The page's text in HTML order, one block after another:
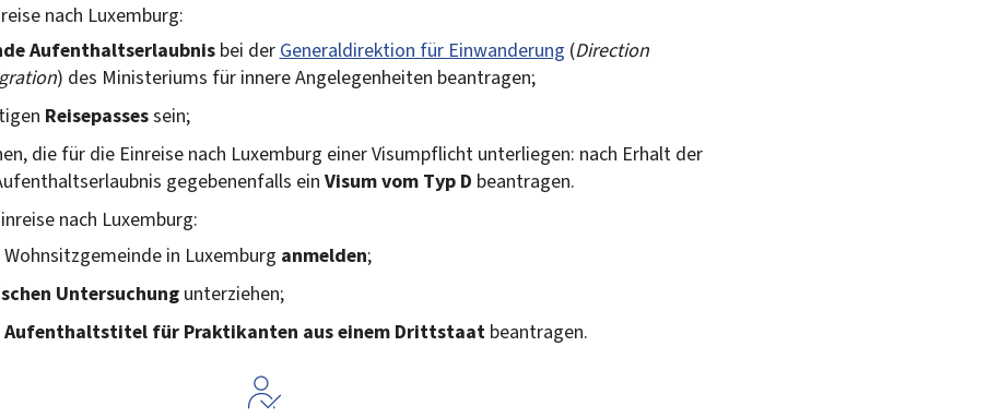
nach Luxemburg:
Aufenthaltserlaubnisbei der Generaldirektion für Einwanderung (Direction
) des Ministeriums für innere Angelegenheiten beantragen;
Reisepassessein;
die für die Einreise nach Luxemburg einer Visumpflicht unterliegen: nach Erhalt der
gegebenenfalls ein Visum vom Typ D beantragen.
nach Luxemburg:
in Luxemburg anmelden;
Untersuchungunterziehen;
Aufenthaltstitel für Praktikanten aus einem Drittstaatbeantragen.